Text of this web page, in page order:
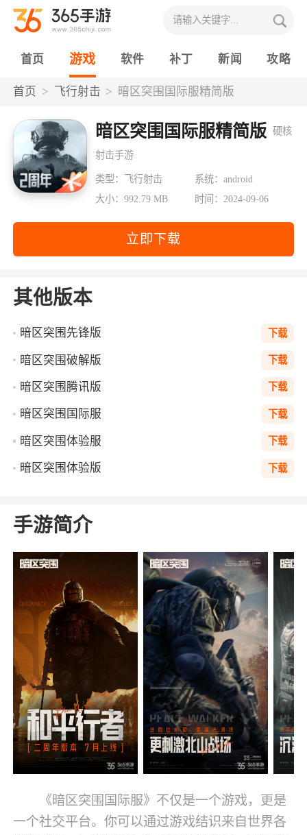
首页 游戏 软件 补丁 新闻 攻略
首页 飞行射击 暗区突围国际服精简版
暗区突围国际服精简版 硬核
射击手游
类型：飞行射击
系统：android
大小：992.79 MB
时间：2024-09-06
立即下载
其他版本
暗区突围先锋版 下载
暗区突围破解版 下载
暗区突围腾讯版 下载
暗区突围国际服 下载
暗区突围体验服 下载
暗区突围体验版 下载
手游简介
《暗区突围国际服》不仅是一个游戏，更是
一个社交平台。你可以通过游戏结识来自世界各